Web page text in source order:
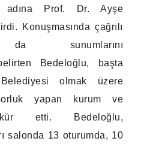
adına Prof. Dr. Ayşe
Konuşmasında çağrılı
da sunumlarını
Bedeloğlu, başta
olmak üzere
yapan kurum ve
etti. Bedeloğlu,
salonda 13 oturumda, 10